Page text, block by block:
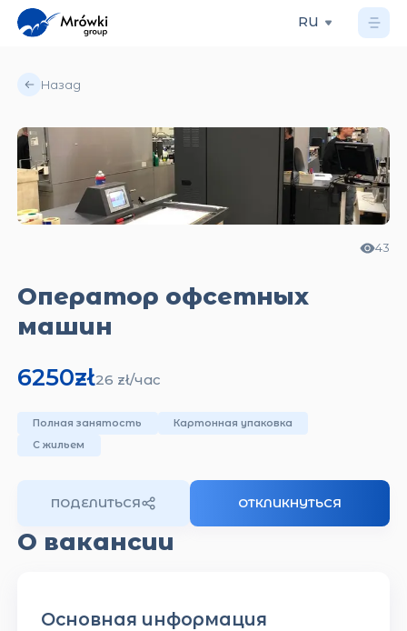
RU
Назад
43
Оператор офсетных
машин
6250zł26 zł/час
Полная занятость
Картонная упаковка
С жильем
ПОДЕЛИТЬСЯ ОТКЛИКНУТЬСЯ
О вакансии
Основная информация